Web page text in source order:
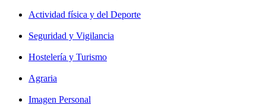
Actividad física y del Deporte
Seguridad y Vigilancia
Hostelería y Turismo
Agraria
Imagen Personal